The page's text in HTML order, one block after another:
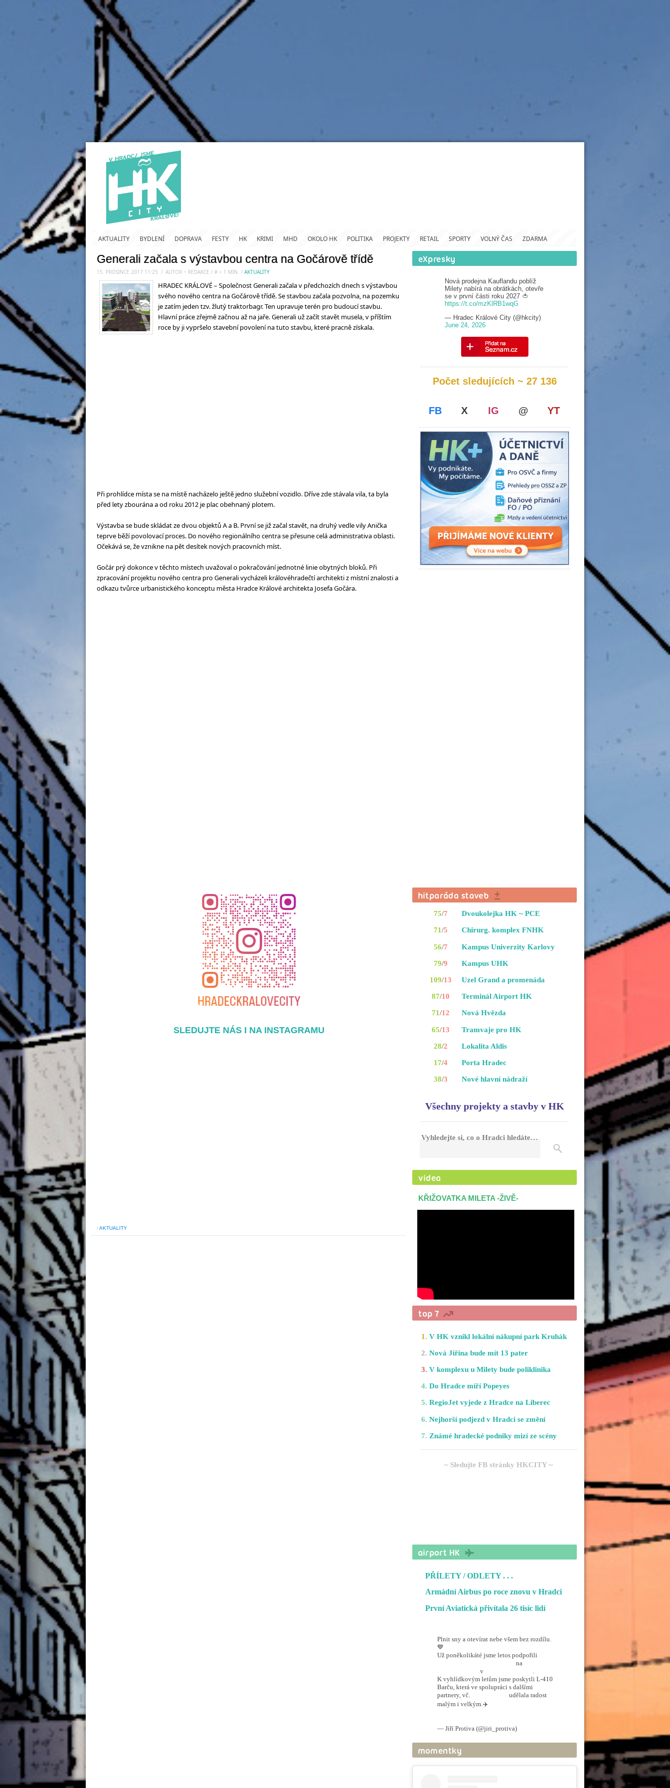
AKTUALITY BYDLENÍ DOPRAVA FESTY HK KRIMI MHD OKOLO HK POLITIKA PROJEKTY RETAIL SPORTY VOLNÝ ČAS ZDARMA
Generali začala s výstavbou centra na Gočárově třídě
15. PROSINCE 2017 11:25 / AUTOR ~ REDAKCE / # < 1 MIN. / AKTUALITY
HRADEC KRÁLOVÉ – Společnost Generali začala v předchozích dnech s výstavbou
svého nového centra na Gočárově třídě. Se stavbou začala pozvolna, na pozemku
je zatím jeden tzv. žlutý traktorbagr. Ten upravuje terén pro budoucí stavbu.
Hlavní práce zřejmě začnou až na jaře. Generali už začít stavět musela, v příštím
roce by ji vypršelo stavební povolení na tuto stavbu, které pracně získala.
Při prohlídce místa se na místě nacházelo ještě jedno služební vozidlo. Dříve zde stávala vila, ta byla
před lety zbourána a od roku 2012 je plac obehnaný plotem.
Výstavba se bude skládat ze dvou objektů A a B. První se již začal stavět, na druhý vedle vily Anička
teprve běží povolovací proces. Do nového regionálního centra se přesune celá administrativa oblasti.
Očekává se, že vznikne na pět desítek nových pracovních míst.
Gočár prý dokonce v těchto místech uvažoval o pokračování jednotné linie obytných bloků. Při
zpracování projektu nového centra pro Generali vycházeli královéhradečtí architekti z místní znalosti a
odkazu tvůrce urbanistického konceptu města Hradce Králové architekta Josefa Gočára.
SLEDUJTE NÁS I NA INSTAGRAMU
/AKTUALITY
Nová prodejna Kauflandu poblíž
Milety nabírá na obrátkách, otevře
se v první části roku 2027 🍅
https://t.co/mzKlRB1wqG
— Hradec Králové City (@hkcity)
June 24, 2026
Počet sledujících ~ 27 136
FB X IG @ YT
75/7
71/5
56/7
79/9
109/13
87/10
71/12
65/13
28/2
17/4
38/3
Dvoukolejka HK ~ PCE
Chirurg. komplex FNHK
Kampus Univerzity Karlovy
Kampus UHK
Uzel Grand a promenáda
Terminál Airport HK
Nová Hvězda
Tramvaje pro HK
Lokalita Aldis
Porta Hradec
Nové hlavní nádraží
Všechny projekty a stavby v HK
Vyhledejte si, co o Hradci hledáte…
KŘIŽOVATKA MILETA -ŽIVĚ-
1. V HK vznikl lokální nákupní park Kruhák
2. Nová Jiřina bude mít 13 pater
3. V komplexu u Milety bude poliklinika
4. Do Hradce míří Popeyes
5. RegioJet vyjede z Hradce na Liberec
6. Nejhorší podjezd v Hradci se změní
7. Známé hradecké podniky mizí ze scény
~ Sledujte FB stránky HKCITY ~
PŘÍLETY / ODLETY
Armádní Airbus po roce znovu v Hradci
První Aviatická přivítala 26 tisíc lidí
Plnit sny a otevírat nebe všem bez rozdílu.
💙
Už poněkolikáté jsme letos podpořili
na
v
.
K vyhlídkovým letům jsme poskytli L-410
Barču, která ve spolupráci s dalšími
partnery, vč.
udělala radost
malým i velkým.✈️
— Jiří Protiva (@jiri_protiva)